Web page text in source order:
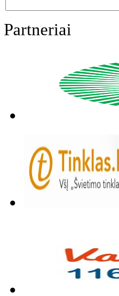
Partneriai